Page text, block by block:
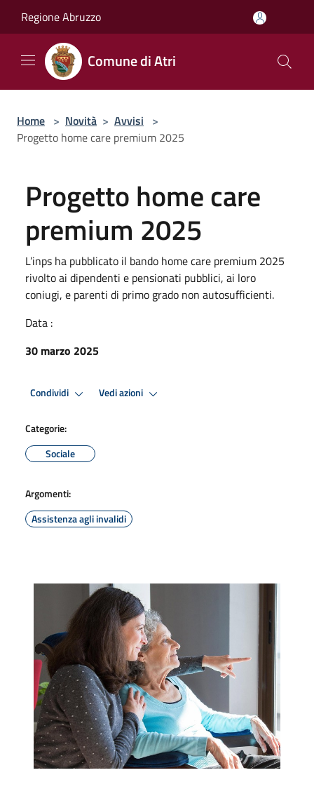
Regione Abruzzo
Comune di Atri
Home > Novità > Avvisi >
Progetto home care premium 2025
Progetto home care
premium 2025
L’inps ha pubblicato il bando home care premium 2025
rivolto ai dipendenti e pensionati pubblici, ai loro
coniugi, e parenti di primo grado non autosufficienti.
Data :
30 marzo 2025
Condividi Vedi azioni
Categorie:
Sociale
Argomenti:
Assistenza agli invalidi